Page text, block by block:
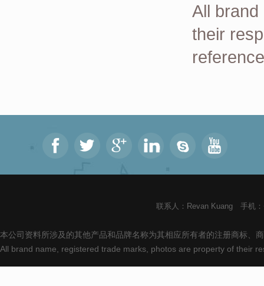
All
their
联系人：Revan Kuang 手机
本公司资料所涉及的其他产品和品牌名称为其相应所有者的注册商标、
All brand name, registered trade marks, photos are property of their